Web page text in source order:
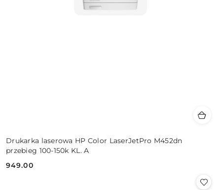
Drukarka laserowa HP Color LaserJetPro M452dn
przebieg 100-150k KL. A
Cena:
949.00